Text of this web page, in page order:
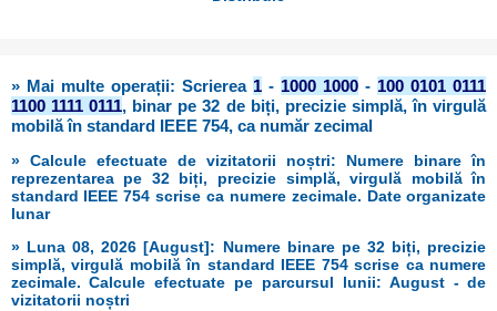
» Mai multe operații: Scrierea 1 - 1000 1000- 100 0101 0111
1100 1111 0111, binar pe 32 de biți, precizie simplă, în virgulă
mobilă în standard IEEE 754, ca număr zecimal
» Calcule efectuate de vizitatorii noștri: Numere binare în
reprezentarea pe 32 biți, precizie simplă, virgulă mobilă în
standard IEEE 754 scrise ca numere zecimale. Date organizate
lunar
» Luna 08, 2026 [August]: Numere binare pe 32 biți, precizie
simplă, virgulă mobilă în standard IEEE 754 scrise ca numere
zecimale. Calcule efectuate pe parcursul lunii: August - de
vizitatorii noștri